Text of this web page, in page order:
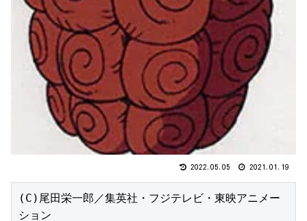
2022.05.05 2021.01.19
(C)尾田栄一郎／集英社・フジテレビ・東映アニメー
ション